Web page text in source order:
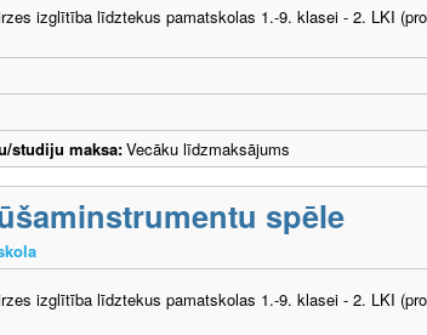
izglītība līdztekus pamatskolas 1.-9. klasei - 2. LKI
studiju maksa:Vecāku līdzmaksājums
spēle
izglītība līdztekus pamatskolas 1.-9. klasei - 2. LKI